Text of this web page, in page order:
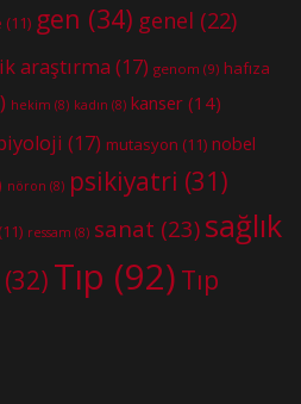
(11) gen (34) genel (22)
araştırma (17) genom (9) hafıza
hekim (8) kadın (8) kanser (14)
(17) mutasyon (11) nobel
nöron (8) psikiyatri (31)
(11) ressam (8) sanat (23) sağlık
(32) Tıp (92) Tıp